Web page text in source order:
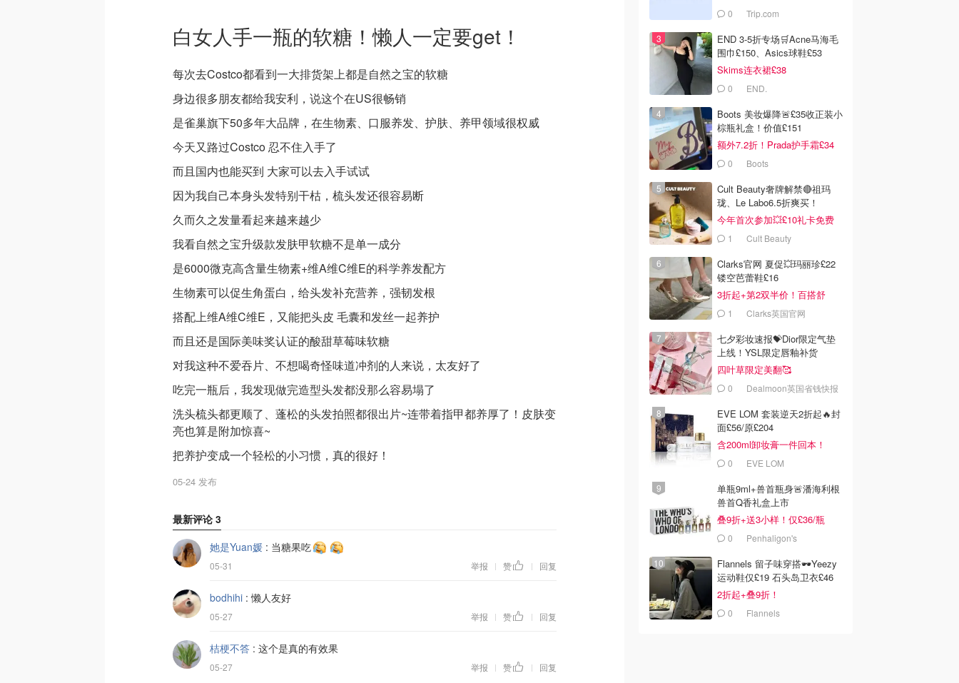
白女人手一瓶的软糖！懒人一定要get！
每次去Costco都看到一大排货架上都是自然之宝的软糖
身边很多朋友都给我安利，说这个在US很畅销
是雀巢旗下50多年大品牌，在生物素、口服养发、护肤、养甲领域很权威
今天又路过Costco 忍不住入手了
而且国内也能买到 大家可以去入手试试
因为我自己本身头发特别干枯，梳头发还很容易断
久而久之发量看起来越来越少
我看自然之宝升级款发肤甲软糖不是单一成分
是6000微克高含量生物素+维A维C维E的科学养发配方
生物素可以促生角蛋白，给头发补充营养，强韧发根
搭配上维A维C维E，又能把头皮 毛囊和发丝一起养护
而且还是国际美味奖认证的酸甜草莓味软糖
对我这种不爱吞片、不想喝奇怪味道冲剂的人来说，太友好了
吃完一瓶后，我发现做完造型头发都没那么容易塌了
洗头梳头都更顺了、蓬松的头发拍照都很出片~连带着指甲都养厚了！皮肤变
亮也算是附加惊喜~
把养护变成一个轻松的小习惯，真的很好！
05-24 发布
最新评论 3
她是Yuan媛 : 当糖果吃
05-31 举报 | 赞 | 回复
bodhihi :懒人友好
05-27 举报 | 赞 | 回复
桔梗不答 : 这个是真的有效果
05-27 举报 | 赞 | 回复
0 Trip.com
END 3-5折专场🛒Acne马海毛
围巾£150、Asics球鞋£53
Skims连衣裙£38
0 END.
Boots 美妆爆降🚨£35收正装小
棕瓶礼盒！价值£151
额外7.2折！Prada护手霜£34
0 Boots
Cult Beauty奢牌解禁🔴祖玛
珑、Le Labo6.5折爽买！
今年首次参加💥£10礼卡免费
拿 1 Cult Beauty
Clarks官网 夏促💥玛丽珍£22
镂空芭蕾鞋£16
3折起+第2双半价！百搭舒
服！1 Clarks英国官网
七夕彩妆速报💝Dior限定气垫
上线！YSL限定唇釉补货
四叶草限定美翻🥰
0 Dealmoon英国省钱快报
EVE LOM 套装逆天2折起🔥封
面£56/原£204
含200ml卸妆膏一件回本！
0 EVE LOM
单瓶9ml+兽首瓶身🚨潘海利根
兽首Q香礼盒上市
叠9折+送3小样！仅£36/瓶
0 Penhaligon's
Flannels 留子味穿搭🕶️Yeezy
运动鞋仅£19 石头岛卫衣£46
2折起+叠9折！
0 Flannels